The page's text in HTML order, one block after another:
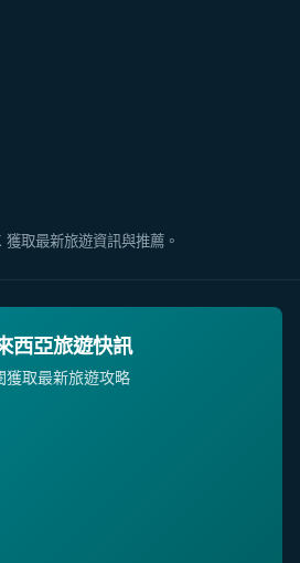
取最新旅遊資訊與推薦。
西亞旅遊快訊
獲取最新旅遊攻略